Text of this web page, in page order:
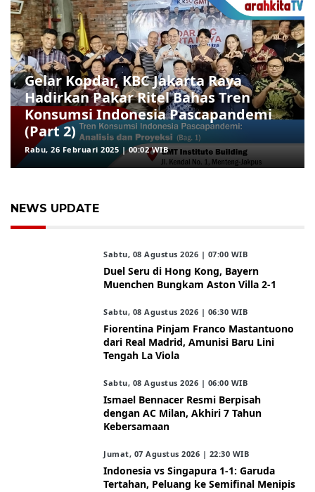
Gelar Kopdar, KBC Jakarta Raya
Hadirkan Pakar Ritel Bahas Tren
Konsumsi Indonesia Pascapandemi
(Part 2)
Rabu, 26 Februari 2025 | 00:02 WIB
NEWS UPDATE
Sabtu, 08 Agustus 2026 | 07:00 WIB
Duel Seru di Hong Kong, Bayern
Muenchen Bungkam Aston Villa 2-1
Sabtu, 08 Agustus 2026 | 06:30 WIB
Fiorentina Pinjam Franco Mastantuono
dari Real Madrid, Amunisi Baru Lini
Tengah La Viola
Sabtu, 08 Agustus 2026 | 06:00 WIB
Ismael Bennacer Resmi Berpisah
dengan AC Milan, Akhiri 7 Tahun
Kebersamaan
Jumat, 07 Agustus 2026 | 22:30 WIB
Indonesia vs Singapura 1-1: Garuda
Tertahan, Peluang ke Semifinal Menipis